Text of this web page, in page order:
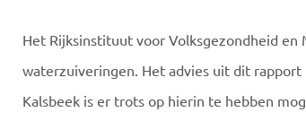
Het Rijksinstituut voor Volksgezondheid
waterzuiveringen. Het advies uit dit
Kalsbeek is er trots op hierin te hebben